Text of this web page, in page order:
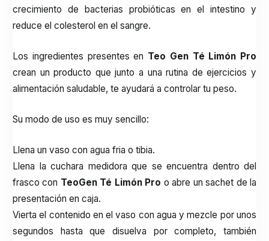
crecimiento de bacterias probióticas en el intestino y
reduce el colesterol en el sangre.
Los ingredientes presentes en Teo Gen Té Limón Pro
crean un producto que junto a una rutina de ejercicios y
alimentación saludable, te ayudará a controlar tu peso.
Su modo de uso es muy sencillo:
Llena un vaso con agua fria o tibia.
Llena la cuchara medidora que se encuentra dentro del
frasco con TeoGen Té Limón Pro o abre un sachet de la
presentación en caja.
Vierta el contenido en el vaso con agua y mezcle por unos
segundos hasta que disuelva por completo, también